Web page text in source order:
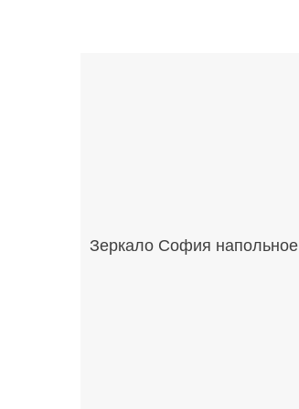
Зеркало София напольное